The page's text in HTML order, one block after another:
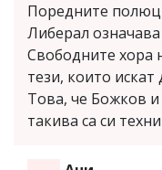
Поредните
Либерал
Свободните хора
тези, които искат
Това, че Божков
такива са си